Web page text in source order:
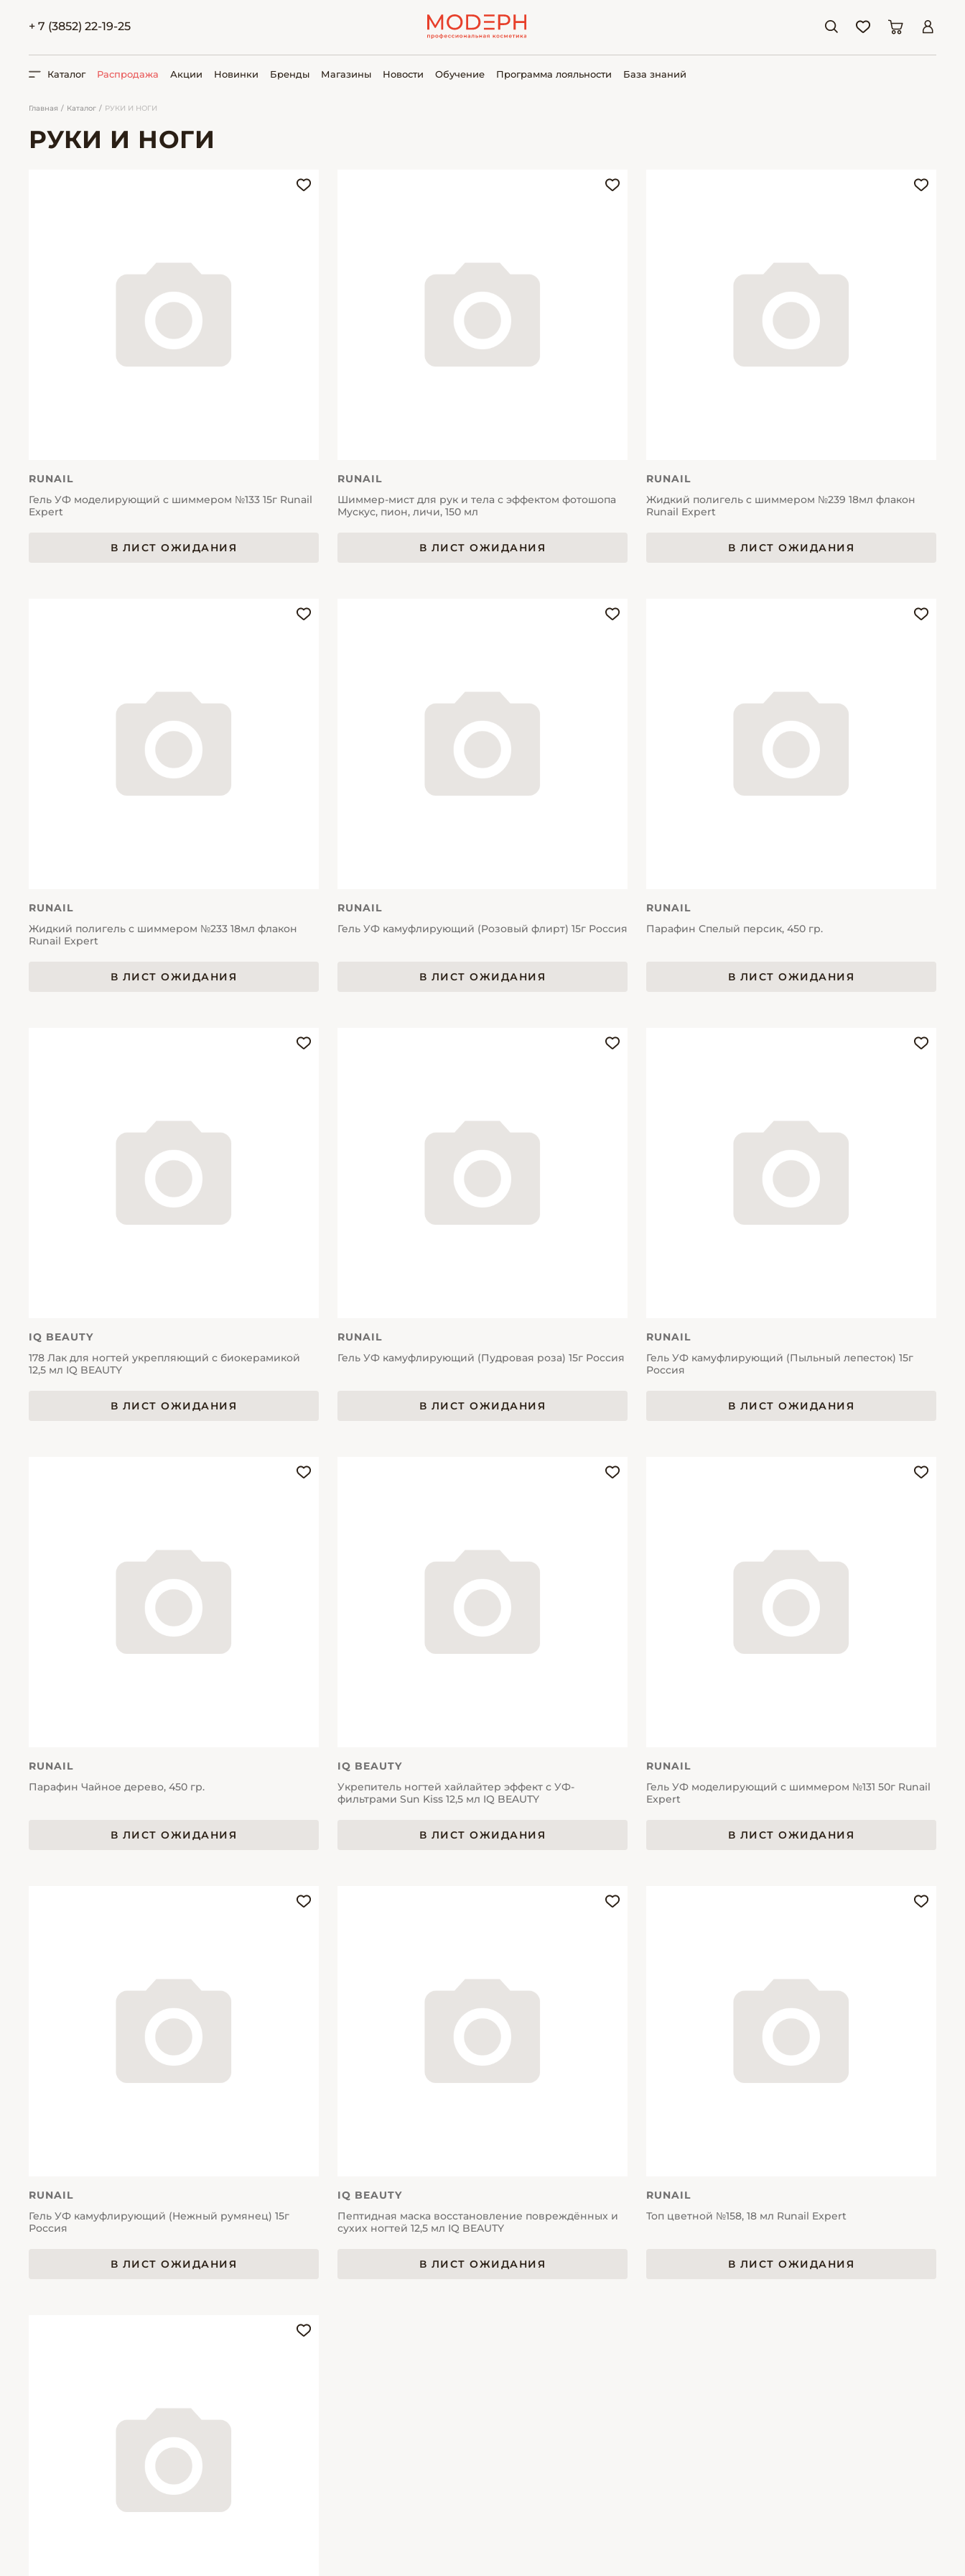
+ 7 (3852) 22-19-25
ПОИСК
Каталог Распродажа Акции Новинки Бренды Магазины Новости Обучение Программа лояльности База знаний
Главная Каталог РУКИ И НОГИ
РУКИ И НОГИ
RUNAIL
Гель УФ моделирующий с шиммером №133 15г Runail
Expert
В ЛИСТ ОЖИДАНИЯ
RUNAIL
Шиммер-мист для рук и тела с эффектом фотошопа
Мускус, пион, личи, 150 мл
В ЛИСТ ОЖИДАНИЯ
RUNAIL
Жидкий полигель с шиммером №239 18мл флакон
Runail Expert
В ЛИСТ ОЖИДАНИЯ
RUNAIL
Жидкий полигель с шиммером №233 18мл флакон
Runail Expert
В ЛИСТ ОЖИДАНИЯ
RUNAIL
Гель УФ камуфлирующий (Розовый флирт) 15г Россия
В ЛИСТ ОЖИДАНИЯ
RUNAIL
Парафин Спелый персик, 450 гр.
В ЛИСТ ОЖИДАНИЯ
IQ BEAUTY
178 Лак для ногтей укрепляющий с биокерамикой
12,5 мл IQ BEAUTY
В ЛИСТ ОЖИДАНИЯ
RUNAIL
Гель УФ камуфлирующий (Пудровая роза) 15г Россия
В ЛИСТ ОЖИДАНИЯ
RUNAIL
Гель УФ камуфлирующий (Пыльный лепесток) 15г
Россия
В ЛИСТ ОЖИДАНИЯ
RUNAIL
Парафин Чайное дерево, 450 гр.
В ЛИСТ ОЖИДАНИЯ
IQ BEAUTY
Укрепитель ногтей хайлайтер эффект с УФ-
фильтрами Sun Kiss 12,5 мл IQ BEAUTY
В ЛИСТ ОЖИДАНИЯ
RUNAIL
Гель УФ моделирующий с шиммером №131 50г Runail
Expert
В ЛИСТ ОЖИДАНИЯ
RUNAIL
Гель УФ камуфлирующий (Нежный румянец) 15г
Россия
В ЛИСТ ОЖИДАНИЯ
IQ BEAUTY
Пептидная маска восстановление повреждённых и
сухих ногтей 12,5 мл IQ BEAUTY
В ЛИСТ ОЖИДАНИЯ
RUNAIL
Топ цветной №158, 18 мл Runail Expert
В ЛИСТ ОЖИДАНИЯ